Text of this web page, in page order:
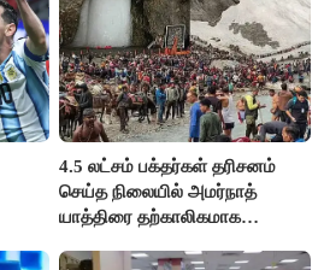
4.5 லட்சம் பக்தர்கள் தரிசனம்
செய்த நிலையில் அமர்நாத்
யாத்திரை தற்காலிகமாக